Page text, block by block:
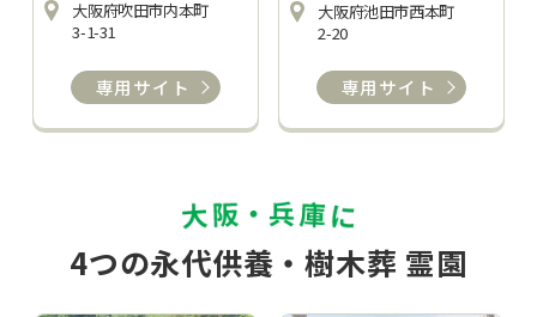
大阪府吹田市内本町
3-1-31
専用サイト
大阪府池田市西本町
2-20
専用サイト
4つの永代供養・樹木葬 霊園